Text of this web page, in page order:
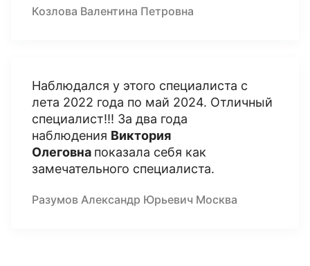
Козлова Валентина Петровна
Наблюдался у этого специалиста с
лета 2022 года по май 2024. Отличный
специалист!!! За два года
наблюдения Виктория
Олеговна показала себя как
замечательного специалиста.
Разумов Александр Юрьевич Москва